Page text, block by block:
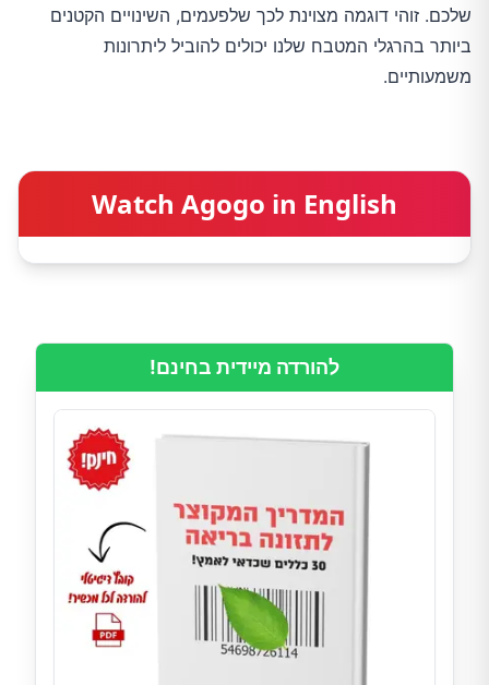
שלכם. זוהי דוגמה מצוינת לכך שלפעמים, השינויים הקטנים
ביותר בהרגלי המטבח שלנו יכולים להוביל ליתרונות
משמעותיים.
Watch Agogo in English
להורדה מיידית בחינם!